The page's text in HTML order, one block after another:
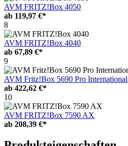
AVM FRITZ!Box 4050
ab 119,97 €*
8
AVM FRITZ!Box 4040
ab 67,89 €*
9
AVM Fritz!Box 5690 Pro International
ab 422,62 €*
10
AVM FRITZ!Box 7590 AX
ab 208,39 €*